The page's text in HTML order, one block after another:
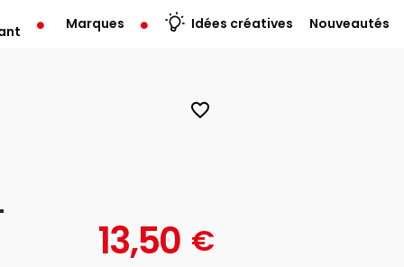
Vendredi à 09:30
Marques Idées créatives Nouveautés
favorite_border
13,50 €